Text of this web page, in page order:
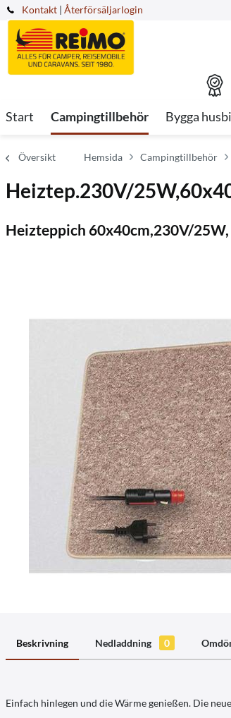
Kontakt | Återförsäljarlogin
Start Campingtillbehör Bygga
Översikt Hemsida Campingtillbehör
Heiztep.230V/
Heizteppich 60x40cm,230V/
Beskrivning Nedladdning 0
Einfach hinlegen und die Wärme genießen. Die